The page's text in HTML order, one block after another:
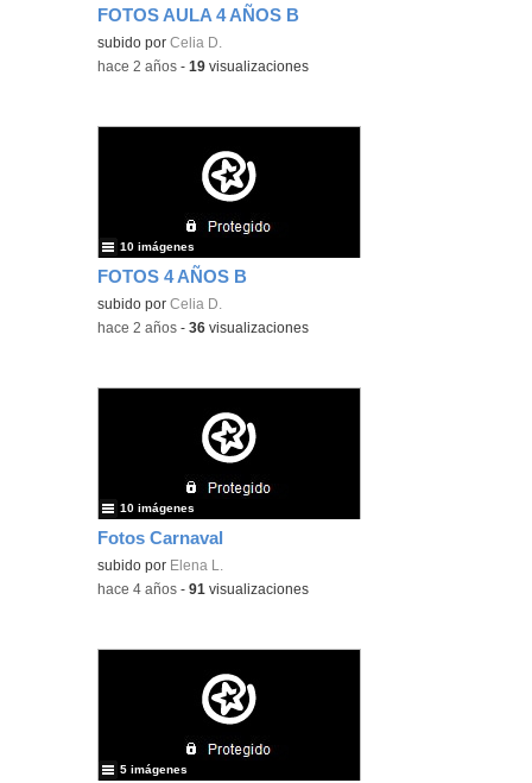
FOTOS AULA 4 AÑOS B
subido porCelia D.
-hace 2 años -19 visualizaciones
FOTOS 4 AÑOS B
subido porCelia D.
10 imágenes
-hace 2 años -36 visualizaciones
Fotos Carnaval
subido por Elena L.
10 imágenes
-hace 4 años -91 visualizaciones
5 imágenes